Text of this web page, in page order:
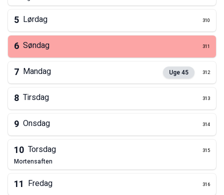
5 Lørdag 310
6 Søndag 311
7 Mandag Uge45 312
8 Tirsdag 313
9 Onsdag 314
10 Torsdag 315
mortensaften
11 Fredag 316